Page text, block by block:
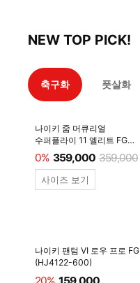
NEW TOP PICK!
축구화 풋살화
나이키 줌 머큐리얼
수퍼플라이 11 엘리트 FG
(IF8507-001) 전용쌕/인솔/
주걱/양말 #
0% 359,000 359,000
사이즈 보기
나이키 팬텀 VI 로우 프로 FG
(HJ4122-600)